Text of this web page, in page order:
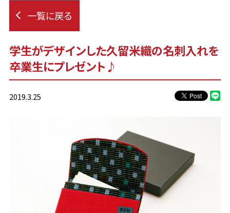
一覧に戻る
学生がデザインした久留米織の名刺入れを
卒業生にプレゼント♪
2019.3.25